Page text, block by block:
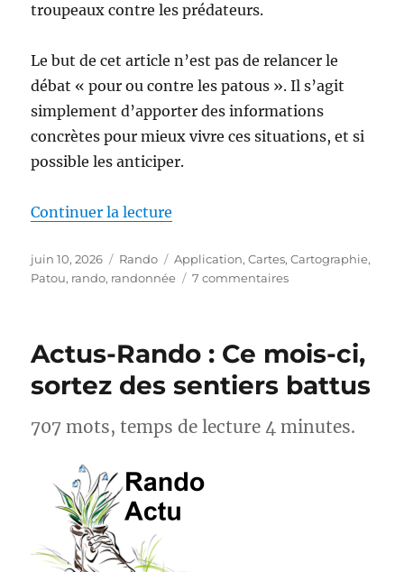
troupeaux contre les prédateurs.
Le but de cet article n’est pas de relancer le
débat « pour ou contre les patous ». Il s’agit
simplement d’apporter des informations
concrètes pour mieux vivre ces situations, et si
possible les anticiper.
Continuer la lecture
Publié
le
juin 10, 2026 Catégories
Rando Étiquettes
Application,Cartes,Cartographie,
Patou, rando, randonnée 7 commentairessur
carte
pour
savoir
se
Actus-Rando : Ce mois-ci,
sortez des sentiers battus
707 mots, temps de lecture 4 minutes.